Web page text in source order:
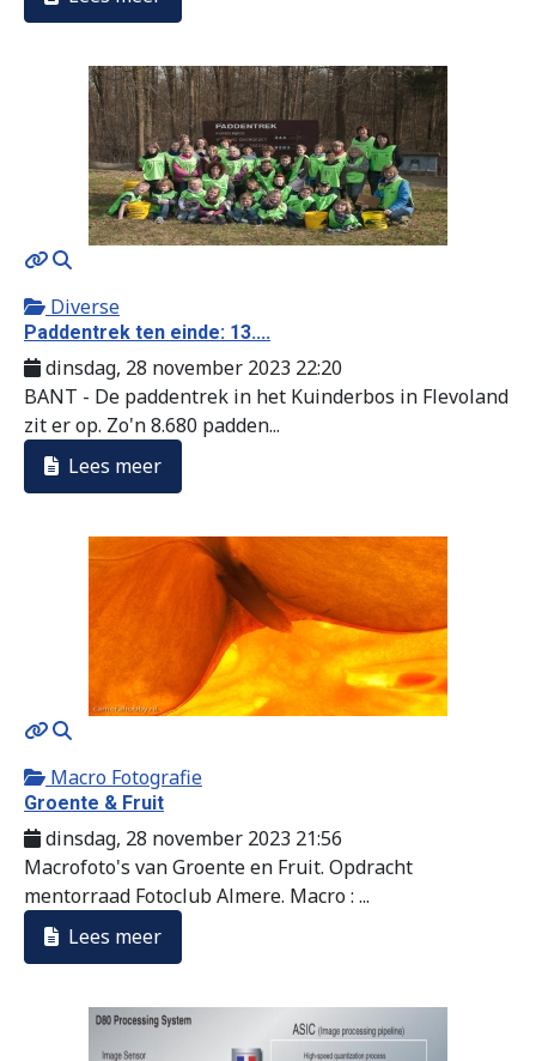
MOD_JTCS_VIEW_ARTICLE_LINK
Diverse
Paddentrek ten einde: 13....
dinsdag, 28 november 2023 22:20
BANT - De paddentrek in het Kuinderbos in Flevoland
zit er op. Zo'n 8.680 padden...
Lees meer
MOD_JTCS_VIEW_ARTICLE_LINK
Macro Fotografie
Groente & Fruit
dinsdag, 28 november 2023 21:56
Macrofoto's van Groente en Fruit. Opdracht
mentorraad Fotoclub Almere. Macro : ...
Lees meer